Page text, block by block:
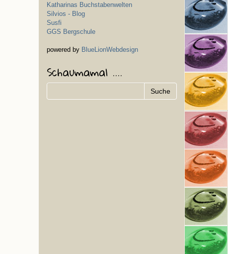
Katharinas Buchstabenwelten
Silvios - Blog
Susfi
GGS Bergschule
powered by BlueLionWebdesign
Schaumamal ....